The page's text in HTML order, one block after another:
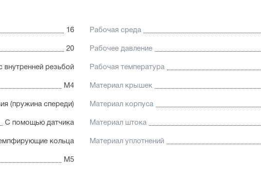
16 Рабочая среда
20 Рабочее давление
внутренней резьбой Рабочая температура
М4 Материал крышек
(пружина спереди) Материал корпуса
С помощью датчика Материал штока
кольца Материал уплотнений
М5